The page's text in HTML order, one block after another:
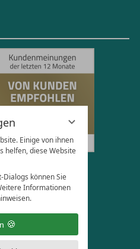
Einige von ihnen
helfen, diese Website
können Sie
Informationen